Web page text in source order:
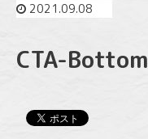
2021.09.08
CTA-Bottom